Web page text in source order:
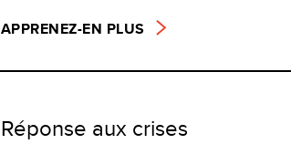
APPRENEZ-EN PLUS
Réponse aux crises